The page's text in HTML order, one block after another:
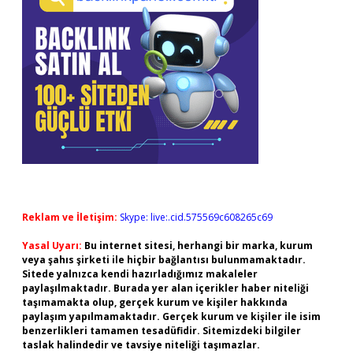
Reklam ve İletişim: Skype: live:.cid.575569c608265c69
Yasal Uyarı: Bu internet sitesi, herhangi bir marka, kurum
veya şahıs şirketi ile hiçbir bağlantısı bulunmamaktadır.
Sitede yalnızca kendi hazırladığımız makaleler
paylaşılmaktadır. Burada yer alan içerikler haber niteliği
taşımamakta olup, gerçek kurum ve kişiler hakkında
paylaşım yapılmamaktadır. Gerçek kurum ve kişiler ile isim
benzerlikleri tamamen tesadüfidir. Sitemizdeki bilgiler
taslak halindedir ve tavsiye niteliği taşımazlar.